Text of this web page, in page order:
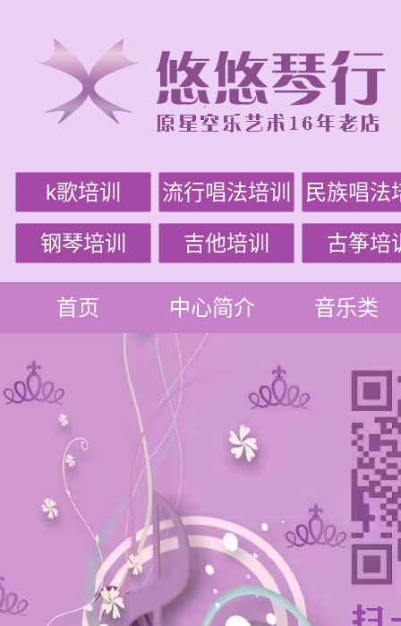
k歌培训 流行唱法培训 民族唱法
钢琴培训 吉他培训 古筝培
首页 中心简介 音乐类